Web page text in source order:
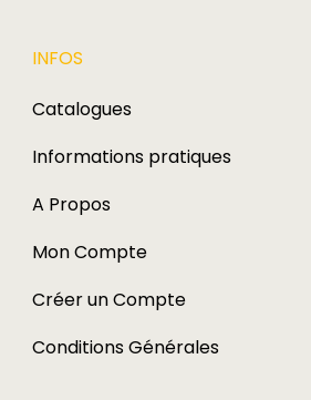
INFOS
Catalogues
Informations pratiques
A Propos
Mon Compte
Créer un Compte
Conditions Générales